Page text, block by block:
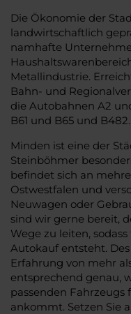
Die Ökonomie der
landwirtschaftlich
namhafte
Metallindustrie.
Bahn- und
die Autobahnen A2
B61 und B65 und B482.
Minden ist eine der
Steinböhmer
befindet sich an
Ostwestfalen und
Neuwagen oder
sind wir gerne bereit,
Wege zu leiten,
Autokauf entsteht.
Erfahrung von mehr
entsprechend genau,
passenden
ankommt. Setzen Sie